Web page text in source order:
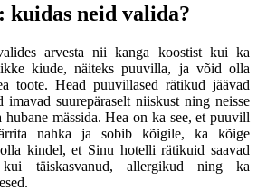
neid valida?
arvesta nii kanga koostist kui ka
kiude, näiteks puuvilla, ja võid olla
toote. Head puuvillased rätikud jäävad
imavad suurepäraselt niiskust ning neisse
hubane mässida. Hea on ka see, et puuvill
nahka ja sobib kõigile, ka kõige
kindel, et Sinu hotelli rätikuid saavad
täiskasvanud, allergikud ning ka